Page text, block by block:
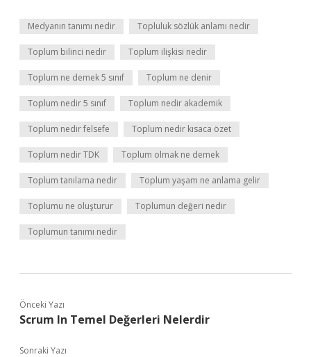
Medyanın tanımı nedir Topluluk sözlük anlamı nedir
Toplum bilinci nedir Toplum ilişkisi nedir
Toplum ne demek 5 sınıf Toplum ne denir
Toplum nedir 5 sınıf Toplum nedir akademik
Toplum nedir felsefe Toplum nedir kısaca özet
Toplum nedir TDK Toplum olmak ne demek
Toplum tanılama nedir Toplum yaşam ne anlama gelir
Toplumu ne oluşturur Toplumun değeri nedir
Toplumun tanımı nedir
Önceki Yazı
Scrum In Temel Değerleri Nelerdir
Sonraki Yazı